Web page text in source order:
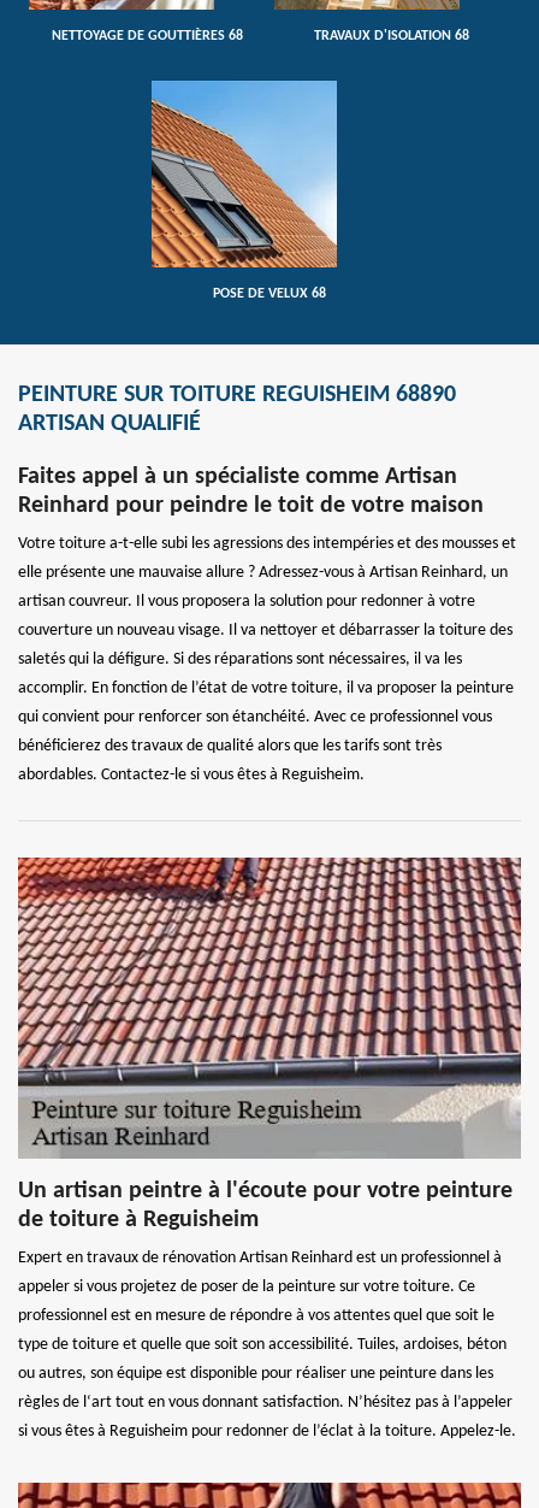
NETTOYAGE DE GOUTTIÈRES 68 TRAVAUX D'ISOLATION 68
POSE DE VELUX 68
PEINTURE SUR TOITURE REGUISHEIM 68890
ARTISAN QUALIFIÉ
Faites appel à un spécialiste comme Artisan
Reinhard pour peindre le toit de votre maison
Votre toiture a-t-elle subi les agressions des intempéries et des mousses et
elle présente une mauvaise allure ? Adressez-vous à Artisan Reinhard, un
artisan couvreur. Il vous proposera la solution pour redonner à votre
couverture un nouveau visage. Il va nettoyer et débarrasser la toiture des
saletés qui la défigure. Si des réparations sont nécessaires, il va les
accomplir. En fonction de l’état de votre toiture, il va proposer la peinture
qui convient pour renforcer son étanchéité. Avec ce professionnel vous
bénéficierez des travaux de qualité alors que les tarifs sont très
abordables. Contactez-le si vous êtes à Reguisheim.
Un artisan peintre à l'écoute pour votre peinture
de toiture à Reguisheim
Expert en travaux de rénovation Artisan Reinhard est un professionnel à
appeler si vous projetez de poser de la peinture sur votre toiture. Ce
professionnel est en mesure de répondre à vos attentes quel que soit le
type de toiture et quelle que soit son accessibilité. Tuiles, ardoises, béton
ou autres, son équipe est disponible pour réaliser une peinture dans les
règles de l‘art tout en vous donnant satisfaction. N’hésitez pas à l’appeler
si vous êtes à Reguisheim pour redonner de l’éclat à la toiture. Appelez-le.